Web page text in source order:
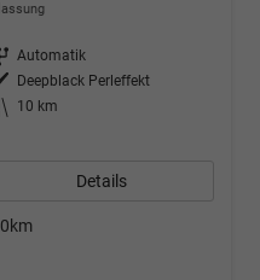
Getriebe Automatik
Außenfarbe
Deepblack Perleffekt
Kilometerstand
10 km
Details